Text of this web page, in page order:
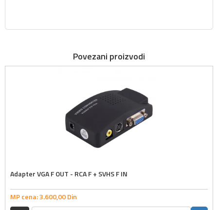
Povezani proizvodi
Adapter VGA F OUT - RCA F + SVHS F IN
MP cena:3.600,00Din